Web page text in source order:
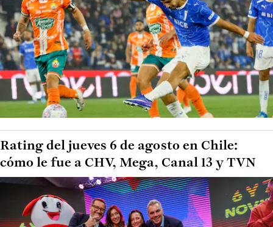
Rating del jueves 6 de agosto en Chile:
cómo le fue a CHV, Mega, Canal 13 y TVN